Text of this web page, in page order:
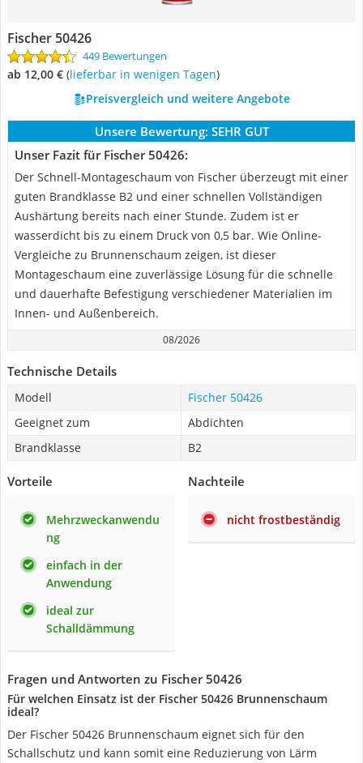
Fischer 50426
449 Bewertungen
ab 12,00 € ( Lieferbar in wenigen Tagen)
Preisvergleich und weitere Angebote
Unsere Bewertung: SEHR GUT
Unser Fazit für Fischer 50426:
Der Schnell-Montageschaum von Fischer überzeugt mit einer
guten Brandklasse B2 und einer schnellen Vollständigen
Aushärtung bereits nach einer Stunde. Zudem ist er
wasserdicht bis zu einem Druck von 0,5 bar. Wie Online-
Vergleiche zu Brunnenschaum zeigen, ist dieser
Montageschaum eine zuverlässige Lösung für die schnelle
und dauerhafte Befestigung verschiedener Materialien im
Innen- und Außenbereich.
08/2026
Technische Details
Modell
Fischer 50426
Geeignet zum
Abdichten
Brandklasse
B2
Vorteile
Mehrzweckanwendu
ng
einfach in der
Anwendung
ideal zur
Schalldämmung
Nachteile
nicht frostbeständig
Fragen und Antworten zu Fischer 50426
Für welchen Einsatz ist der Fischer 50426 Brunnenschaum
ideal?
Der Fischer 50426 Brunnenschaum eignet sich für den
Schallschutz und kann somit eine Reduzierung von Lärm